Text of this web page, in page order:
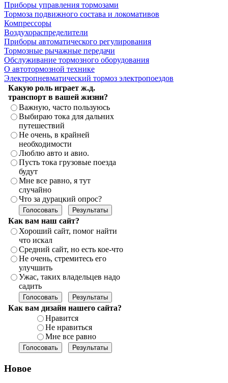
Приборы управления тормозами
Тормоза подвижного состава и локомативов
Компрессоры
Воздухораспределители
Приборы автоматического регулирования
Тормозные рычажные передачи
Обслуживание тормозного оборудования
О автотормозной технике
Электропневматический тормоз электропоездов
Какую роль играет ж.д.
транспорт в вашей жизни?
Важную, часто пользуюсь
Выбираю тока для дальних
путешествий
Не очень, в крайней
необходимости
Люблю авто и авио.
Пусть тока грузовые поезда
будут
Мне все равно, я тут
случайно
Что за дурацкий опрос?
Как вам наш сайт?
Хороший сайт, помог найти
что искал
Средний сайт, но есть кое-что
Не очень, стремитесь его
улучшить
Ужас, таких владельцев надо
садить
Как вам дизайн нашего сайта?
Нравится
Не нравиться
Мне все равно
Новое